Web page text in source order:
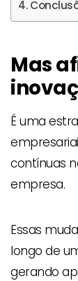
Mas
É uma
contínuas
empresa.
Essas
longo de
gerando